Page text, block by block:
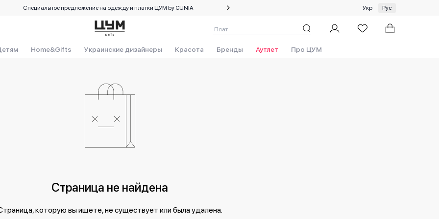
Специальное предложение на одежду и платки ЦУМ by GUNIA Укр Рус
Home&Gifts Украинские дизайнеры Красота Бренды Аутлет Про ЦУМ
Страница не найдена
которую вы ищете, не существует или была удалена.